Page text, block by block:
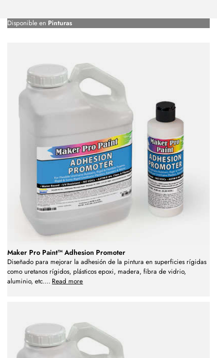
Disponible en Pinturas
Maker Pro Paint™ Adhesion Promoter
Diseñado para mejorar la adhesión de la pintura en superficies rígidas
como uretanos rígidos, plásticos epoxi, madera, fibra de vidrio,
aluminio, etc.... Read more